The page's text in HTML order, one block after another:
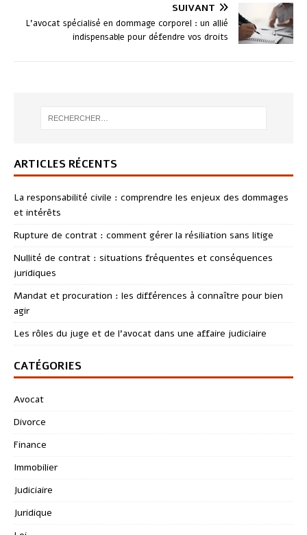
SUIVANT
L’avocat spécialisé en dommage corporel : un allié
indispensable pour défendre vos droits
ARTICLES RÉCENTS
La responsabilité civile : comprendre les enjeux des dommages
et intérêts
Rupture de contrat : comment gérer la résiliation sans litige
Nullité de contrat : situations fréquentes et conséquences
juridiques
Mandat et procuration : les différences à connaître pour bien
agir
Les rôles du juge et de l’avocat dans une affaire judiciaire
CATÉGORIES
Avocat
Divorce
Finance
Immobilier
Judiciaire
Juridique